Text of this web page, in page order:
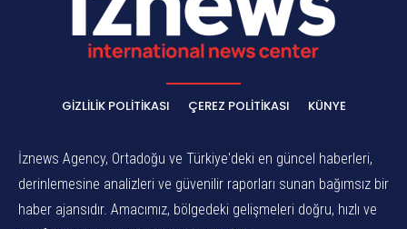
GIZLILIK POLITIKASI ÇEREZ POLITIKASI KÜNYE
İznews Agency, Ortadoğu ve Türkiye'deki en güncel haberleri,
derinlemesine analizleri ve güvenilir raporları sunan bağımsız bir
haber ajansıdır. Amacımız, bölgedeki gelişmeleri doğru, hızlı ve